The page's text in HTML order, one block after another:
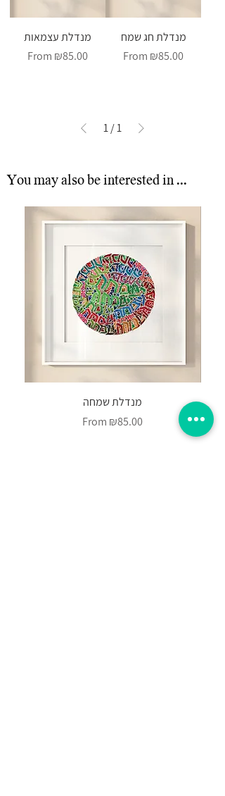
מנדלת עצמאות
From ₪85.00
Sale Price
מנדלת חג שמח
From ₪85.00
Sale Price
1/1
You may also be interested in ...
מנדלת שמחה
From ₪85.00
Sale Price